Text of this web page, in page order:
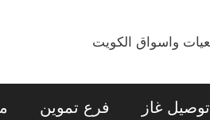
توصيل غاز فرع تموين